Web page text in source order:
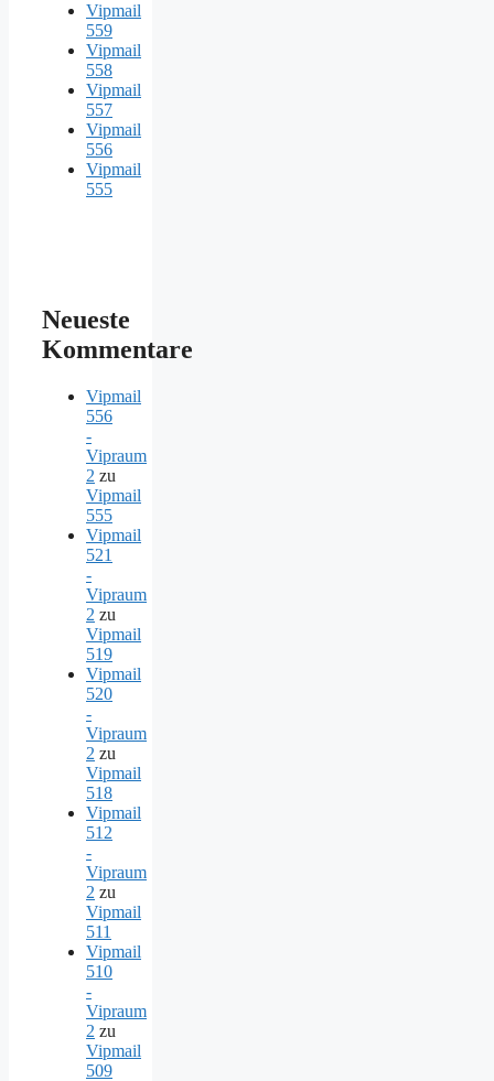
Vipmail
559
Vipmail
558
Vipmail
557
Vipmail
556
Vipmail
555
Neueste
Kommentare
Vipmail
556
-
Vipraum
2 zu
Vipmail
555
Vipmail
521
-
Vipraum
2 zu
Vipmail
519
Vipmail
520
-
Vipraum
2 zu
Vipmail
518
Vipmail
512
-
Vipraum
2 zu
Vipmail
511
Vipmail
510
-
Vipraum
2 zu
Vipmail
509